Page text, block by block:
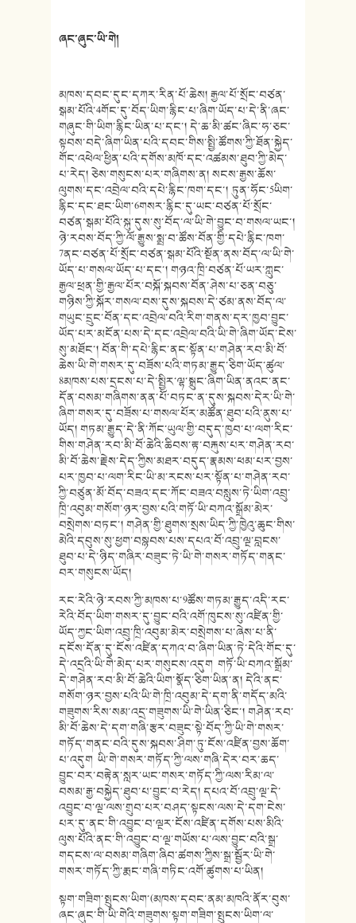
ཞང་ཞུང་ཡི་གེ།
མཁས་དབང་དུང་དཀར་རིན་པོ་ཆེས། རྒྱལ་པོ་སྲོང་བཙན་
སྒམ་པོའི་4གོང་དུ་བོད་ཡིག་རྙིང་པ་ཞིག་ཡོད་པ་དེ་ནི་ཞང་
གཞུང་གི་ཡིག་རྙིང་ཡིན་པ་དང་། དེ་ཆ་མི་ཚང་ཞིང་ཧ་ཅང་
སྟབས་བདེ་ཞིག་ཡིན་པའི་དབང་གིས་སྤྱི་ཚོགས་ཀྱི་ཐོན་སྐྱེད་
གོང་འཕེལ་ཕྱིན་པའི་དགོས་མཁོ་དང་འཚམས་ཐུབ་ཀྱི་མེད་
པ་རེད། ཅེས་གསུངས་པར་གཞིགས་ན། སངས་རྒྱས་ཆོས་
ལུགས་དང་འབྲེལ་བའི་དཔེ་རྙིང་ཁག་དང་། ཏུན་ཧོང་5ཡིག་
རྙིང་དང་ཐང་ཡིག་6གསར་རྙིང་དུ་ཡང་བཙན་པོ་སྲོང་
བཙན་སྒམ་པོའི་སྐུ་དུས་སུ་བོད་ལ་ཡི་གེ་བྱུང་བ་གསལ་ཡང་།
ཉེ་རབས་བོད་ཀྱི་ལོ་རྒྱུས་སྨྲ་བ་ཚོས་བོན་གྱི་དཔེ་རྙིང་ཁག་
7ནང་བཙན་པོ་སྲོང་བཙན་སྒམ་པོའི་སྔོན་ནས་བོད་ལ་ཡི་གེ་
ཡོད་པ་གསལ་ཡོད་པ་དང་། གཉའ་ཁྲི་བཙན་པོ་ཡར་ཀླུང་
རྒྱལ་ཕྲན་གྱི་རྒྱལ་པོར་བསྐོ་སྐབས་བོན་ཤེས་པ་ཅན་བཅུ་
གཉིས་ཀྱི་སྐོར་གསལ་བས་དུས་སྐབས་དེ་ཙམ་ནས་བོད་ལ་
གཡུང་དྲུང་བོན་དང་འབྲེལ་བའི་རིག་གནས་དར་ཁྱབ་བྱུང་
ཡོད་པར་མངོན་པས་དེ་དང་འབྲེལ་བའི་ཡི་གེ་ཞིག་ཡོད་ངེས་
སུ་མཐོང་། བོན་གི་དཔེ་རྙིང་ནང་སྟོན་པ་གཤེན་རབ་མི་བོ་
ཆེས་ཡི་གེ་གསར་དུ་བཟོས་པའི་གཏམ་རྒྱུད་ཅིག་ཡོད་ཚུལ་
8མཁས་པས་དྲངས་པ་དེ་སྤྱིར་ལྷ་སྒྲུང་ཞིག་ཡིན་ནའང་ནང་
དོན་བསམ་གཞིགས་ནན་པོ་བཏང་ན་དུས་སྐབས་དེར་ཡི་གེ་
ཞིག་གསར་དུ་བཟོས་པ་གསལ་པོར་མཚོན་ཐུབ་པའི་ནུས་པ་
ཡོད། གཏམ་རྒྱུད་དེ་ནི་ཀོང་ཡུལ་གྱི་བདུད་ཁྱབ་པ་ལག་རིང་
གིས་གཤེན་རབ་མི་བོ་ཆེའི་ཆིབས་རྟ་བརྐུས་པར་གཤེན་རབ་
མི་བོ་ཆེས་རྗེས་དེད་ཀྱིས་མཐར་བདུད་རྣམས་ཕམ་པར་བྱས་
པར་ཁྱབ་པ་ལག་རིང་ཡི་མ་རངས་པར་སྟོན་པ་གཤེན་རབ་
ཀྱི་བཙུན་མོ་བོད་བཟའ་དང་ཀོང་བཟའ་བསླུས་ཏེ་ཡིག་འབྲུ་
ཁྲི་འབུམ་གསོག་ཉར་བྱས་པའི་གཏོ་ཡི་བཀའ་སྒྲོམ་མེར་
བསྲེགས་བཏང་། གཤེན་གྱི་ཐུགས་སྲས་ཡིད་ཀྱི་ཁྱེའུ་ཆུང་གིས་
མེའི་དབུས་སུ་ཕྱག་བསྙབས་པས་དཔའ་བོ་འབྲུ་ལྔ་བླངས་
ཐུབ་པ་དེ་ཉིད་གཞིར་བཟུང་ཏེ་ཡི་གེ་གསར་གཏོད་གནང་
བར་གསུངས་ཡོད།
རང་རེའི་ཉེ་རབས་ཀྱི་མཁས་པ་9ཚོས་གཏམ་རྒྱུད་འདི་རང་
རེའི་བོད་ཡིག་གསར་དུ་བྱུང་བའི་འགོ་ཁུངས་སུ་འཛིན་གྱི་
ཡོད་ཀྱང་ཡིག་འབྲུ་ཁྲི་འབུམ་མེར་བསྲེགས་པ་ཞེས་པ་ནི་
དངོས་དོན་དུ་ངོས་འཛིན་དཀའ་བ་ཞིག་ཡིན་ཏེ་དེའི་གོང་དུ་
དེ་འདྲའི་ཡི་གེ་མེད་པར་གསུངས་འདུག གཏོ་ཡི་བཀའ་སྒྲོམ་
དེ་གཤེན་རབ་མི་བོ་ཆེའི་ཡིག་སྣོད་ཅིག་ཡིན་ན། དེའི་ནང་
གསོག་ཉར་བྱས་པའི་ཡི་གེ་ཁྲི་འབུམ་དེ་དག་ནི་གདོད་མའི་
གཟུགས་རིས་སམ་འདྲ་གཟུགས་ཡི་གེ་ཡིན་ཅིང་། གཤེན་རབ་
མི་བོ་ཆེས་དེ་དག་གཞི་རྩར་བཟུང་སྟེ་བོད་ཀྱི་ཡི་གེ་གསར་
གཏོད་གནང་བའི་དུས་སྐབས་ཤིག་ཏུ་ངོས་འཛིན་བྱས་ཆོག་
པ་འདུག ཡི་གེ་གསར་གཏོད་ཀྱི་ལས་གཞི་དེར་བར་ཆད་
བྱུང་བར་བརྟེན་སླར་ཡང་གསར་གཏོད་ཀྱི་ལས་རིམ་ལ་
བསམ་རྒྱ་བསྐྱེད་ཐུབ་པ་བྱུང་བ་རེད། དཔའ་བོ་འབྲུ་ལྔ་དེ་
འབྱུང་བ་ལྔ་ལས་གྲུབ་པར་བཤད་སྟངས་ལས་དེ་དག་ངེས་
པར་དུ་ནང་གི་འབྱུང་བ་ལྔར་ངོས་འཛིན་དགོས་པས་མིའི་
ལུས་པོའི་ནང་གི་འབྱུང་བ་ལྔ་གཡོས་པ་ལས་བྱུང་བའི་སྒྲ་
གདངས་ལ་བསམ་གཞིག་ཞིབ་ཚགས་ཀྱིས་སྒྲ་སྦྱོར་ཡི་གེ་
གསར་གཏོད་ཀྱི་རྨང་གཞི་གཏིང་འགོ་ཚུགས་པ་ཡིན།
སྟག་གཟིག་སྤུངས་ཡིག་(མཁས་དབང་ནམ་མཁའི་ནོར་བུས་
ཞང་ཞུང་གི་ཡི་གེའི་གཟུགས་སྟག་གཟིག་སྤུངས་ཡིག་ལ་